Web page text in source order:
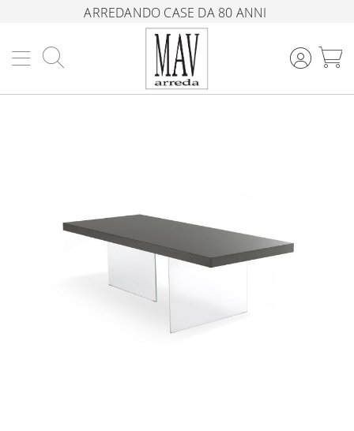
ARREDANDO CASE DA 80 ANNI
immagini